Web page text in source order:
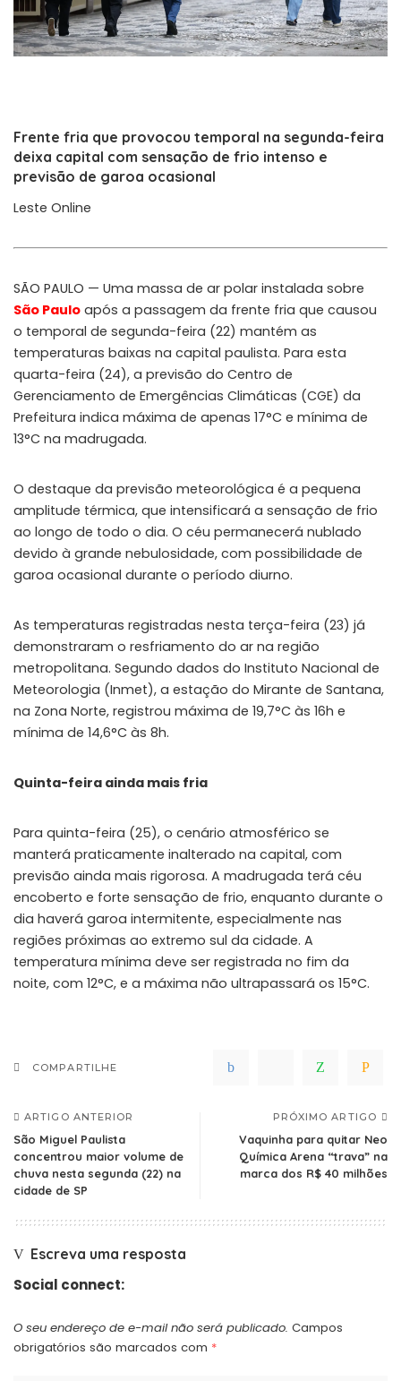
Frente fria que provocou temporal na segunda-feira
deixa capital com sensação de frio intenso e
previsão de garoa ocasional
Leste Online
SÃO PAULO — Uma massa de ar polar instalada sobre
São Paulo após a passagem da frente fria que causou
o temporal de segunda-feira (22) mantém as
temperaturas baixas na capital paulista. Para esta
quarta-feira (24), a previsão do Centro de
Gerenciamento de Emergências Climáticas (CGE) da
Prefeitura indica máxima de apenas 17°C e mínima de
13°C na madrugada.
O destaque da previsão meteorológica é a pequena
amplitude térmica, que intensificará a sensação de frio
ao longo de todo o dia. O céu permanecerá nublado
devido à grande nebulosidade, com possibilidade de
garoa ocasional durante o período diurno.
As temperaturas registradas nesta terça-feira (23) já
demonstraram o resfriamento do ar na região
metropolitana. Segundo dados do Instituto Nacional de
Meteorologia (Inmet), a estação do Mirante de Santana,
na Zona Norte, registrou máxima de 19,7°C às 16h e
mínima de 14,6°C às 8h.
Quinta-feira ainda mais fria
Para quinta-feira (25), o cenário atmosférico se
manterá praticamente inalterado na capital, com
previsão ainda mais rigorosa. A madrugada terá céu
encoberto e forte sensação de frio, enquanto durante o
dia haverá garoa intermitente, especialmente nas
regiões próximas ao extremo sul da cidade. A
temperatura mínima deve ser registrada no fim da
noite, com 12°C, e a máxima não ultrapassará os 15°C.
COMPARTILHE
ARTIGO ANTERIOR
São Miguel Paulista
concentrou maior volume de
chuva nesta segunda (22) na
cidade de SP
PRÓXIMO ARTIGO
Vaquinha para quitar Neo
Química Arena “trava” na
marca dos R$ 40 milhões
Escreva uma resposta
Social connect:
O seu endereço de e-mail não será publicado. Campos
obrigatórios são marcados com *